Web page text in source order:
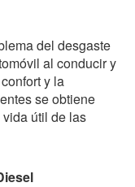
del desgaste
al conducir y
y la
se obtiene
útil de las